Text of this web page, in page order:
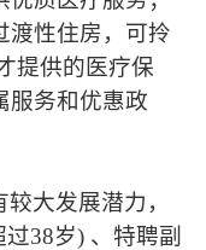
渡性住房，可拎
提供的医疗保
服务和优惠政
大发展潜力，
过38岁) 、特聘副